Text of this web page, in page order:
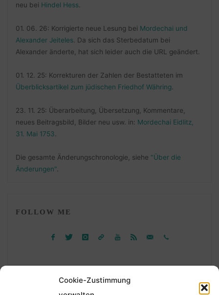
Cookie-Zustimmung
neu bei Hindel Hess
01. 06. 26: Korrigierte neue Lesung bei Mordechai und
Alexander Jeiteles . Da sich das Sterbedatum bei
Alexander änderte, hat sich leider auch die URL geändert.
01. 12. 25: Korrekturen der Zahlen der Bestatteten im
Überblicksartikel zum jüdischen Friedhof Währing
23. 11. 25: Überarbeitung, Übersetzung, Kommentare,
neues Beitragsbild, Bilder neu usw. in: Mordechai Eidlitz,
31. Mai 1753
Die gesamte Änderungschronologie, siehe "Über die
Änderungen".
FOLLOW ME